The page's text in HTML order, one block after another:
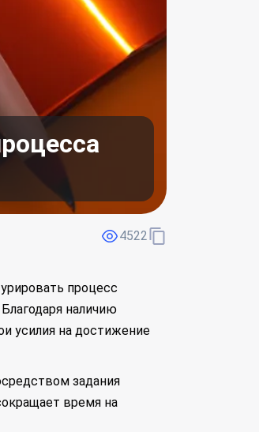
4522
процесс
наличию
усилия на достижение
задания
время на